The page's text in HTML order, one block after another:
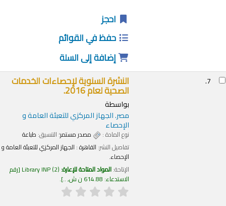
احجز
حفظ في القوائم
إضافة إلى السلة
النشرة السنوية لإحصاءات الخدمات
الصحية لعام 2016.
بواسطة
مصر. الجهاز المركزي للتعبئة العامة و
الإحصاء
نوع المادة : مصدر مستمر؛ التنسيق:طباعة
تفاصيل النشر:القاهرة : الجهاز المركزي للتعبئة العامة و
الإحصاء.
الإتاحة:المواد المتاحة للإعارة: Library INP(2)
رقم
الاستدعاء:614.88 ن ش, .. .